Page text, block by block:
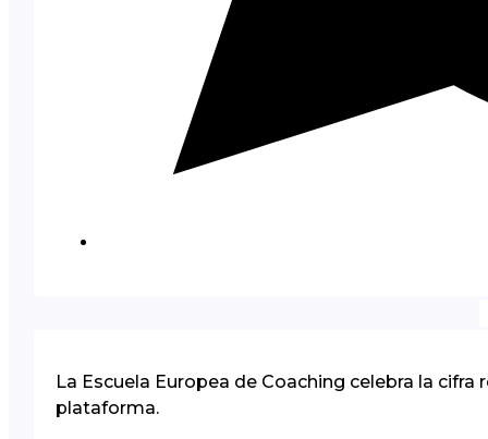
La Escuela Europea de Coaching celebra la
plataforma.